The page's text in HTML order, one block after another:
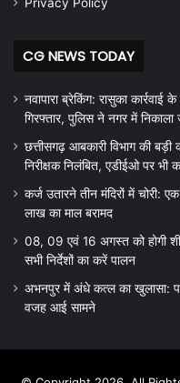
CG NEWS TODAY
नवापारा ब्रेकिंग: रासुका कार्रवाई
गिरफ्तार, पुलिस ने नगर में
छत्तीसगढ़ आबकारी विभाग की बड़ी
निरीक्षक निलंबित, एडीईओ पर भी
कर्ज उतारने तीन मंदिरों में चोरी:
लाख का माल बरामद
08, 09 एवं 16 अगस्त को होगी
सभी निर्देशों का करें पालन
अभनपुर में अंधे कत्ल का खुलासा:
वजह आई सामने